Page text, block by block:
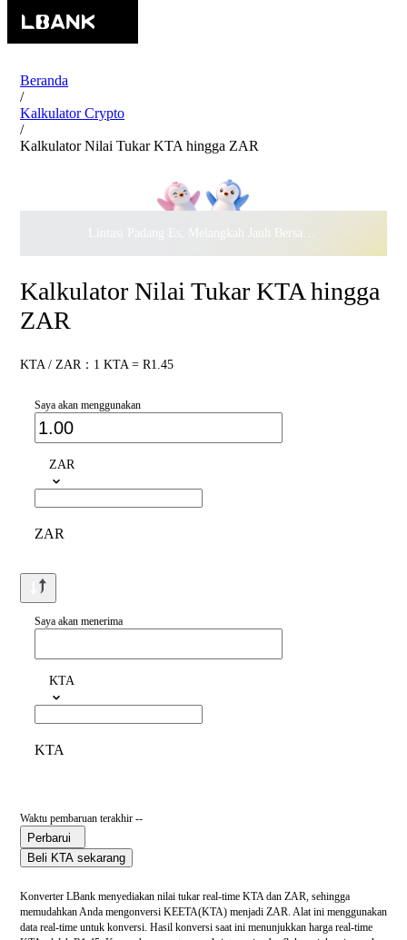
Beranda
/
Kalkulator Crypto
/
Kalkulator Nilai Tukar KTA hingga ZAR
Lintasi Padang Es, Melangkah Jauh Bersama · Rayakan
Kalkulator Nilai Tukar KTA hingga
ZAR
KTA / ZAR：1 KTA = R1.45
Saya akan menggunakan
ZAR
ZAR
Saya akan menerima
KTA
KTA
Waktu pembaruan terakhir --
Perbarui
Beli KTA sekarang
Konverter LBank menyediakan nilai tukar real-time KTA dan ZAR, sehingga
memudahkan Anda mengonversi KEETA(KTA) menjadi ZAR. Alat ini menggunakan
data real-time untuk konversi. Hasil konversi saat ini menunjukkan harga real-time